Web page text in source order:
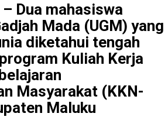
Dua mahasiswa
Mada (UGM) yang
diketahui tengah
Kuliah Kerja
Masyarakat (KKN-
Maluku